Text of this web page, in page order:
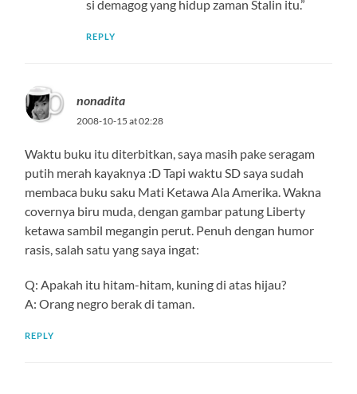
si demagog yang hidup zaman Stalin itu.”
REPLY
nonadita
2008-10-15 at 02:28
Waktu buku itu diterbitkan, saya masih pake seragam
putih merah kayaknya :D Tapi waktu SD saya sudah
membaca buku saku Mati Ketawa Ala Amerika. Wakna
covernya biru muda, dengan gambar patung Liberty
ketawa sambil megangin perut. Penuh dengan humor
rasis, salah satu yang saya ingat:
Q: Apakah itu hitam-hitam, kuning di atas hijau?
A: Orang negro berak di taman.
REPLY